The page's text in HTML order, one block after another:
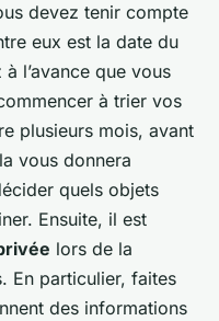
devez tenir compte
eux est la date du
l’avance que vous
à trier vos
plusieurs mois, avant
vous donnera
quels objets
Ensuite, il est
lors de la
En particulier, faites
des informations